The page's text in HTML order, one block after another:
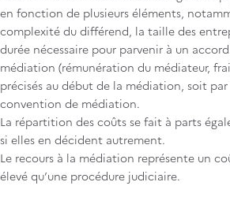
légaux (trois mois renouvelables une
des parties dans un délai très court (48
en fonction de plusieurs éléments,
complexité du différend, la taille des
durée nécessaire pour parvenir à un
médiation (rémunération du médiateur,
précisés au début de la médiation, soit
convention de médiation.
La répartition des coûts se fait à parts
si elles en décident autrement.
Le recours à la médiation représente un
élevé qu’une procédure judiciaire.